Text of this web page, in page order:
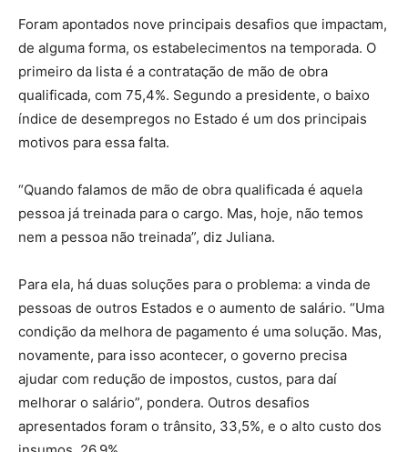
Foram apontados nove principais desafios que impactam,
de alguma forma, os estabelecimentos na temporada. O
primeiro da lista é a contratação de mão de obra
qualificada, com 75,4%. Segundo a presidente, o baixo
índice de desempregos no Estado é um dos principais
motivos para essa falta.
“Quando falamos de mão de obra qualificada é aquela
pessoa já treinada para o cargo. Mas, hoje, não temos
nem a pessoa não treinada”, diz Juliana.
Para ela, há duas soluções para o problema: a vinda de
pessoas de outros Estados e o aumento de salário. “Uma
condição da melhora de pagamento é uma solução. Mas,
novamente, para isso acontecer, o governo precisa
ajudar com redução de impostos, custos, para daí
melhorar o salário”, pondera. Outros desafios
apresentados foram o trânsito, 33,5%, e o alto custo dos